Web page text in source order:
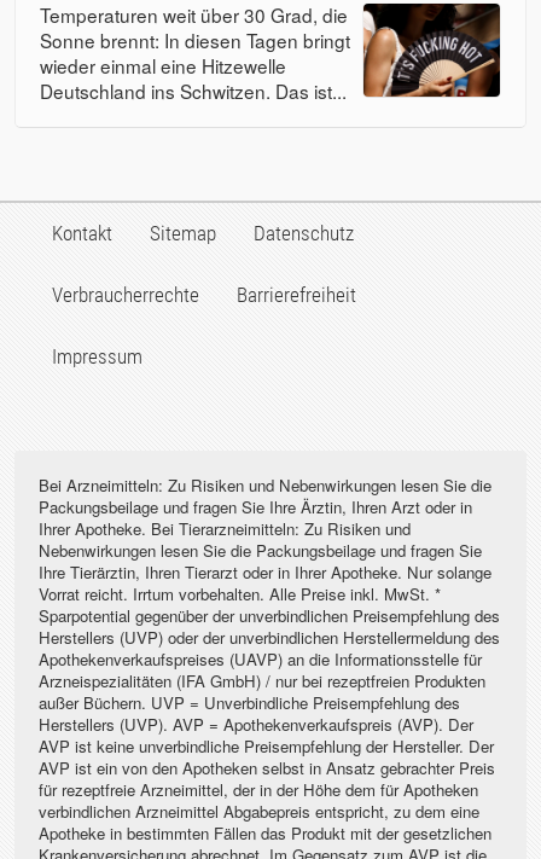
Temperaturen weit über 30 Grad, die
Sonne brennt: In diesen Tagen bringt
wieder einmal eine Hitzewelle
Deutschland ins Schwitzen. Das ist...
Kontakt Sitemap Datenschutz
Verbraucherrechte Barrierefreiheit
Impressum
Bei Arzneimitteln: Zu Risiken und Nebenwirkungen lesen Sie die
Packungsbeilage und fragen Sie Ihre Ärztin, Ihren Arzt oder in
Ihrer Apotheke. Bei Tierarzneimitteln: Zu Risiken und
Nebenwirkungen lesen Sie die Packungsbeilage und fragen Sie
Ihre Tierärztin, Ihren Tierarzt oder in Ihrer Apotheke. Nur solange
Vorrat reicht. Irrtum vorbehalten. Alle Preise inkl. MwSt. *
Sparpotential gegenüber der unverbindlichen Preisempfehlung des
Herstellers (UVP) oder der unverbindlichen Herstellermeldung des
Apothekenverkaufspreises (UAVP) an die Informationsstelle für
Arzneispezialitäten (IFA GmbH) / nur bei rezeptfreien Produkten
außer Büchern. UVP = Unverbindliche Preisempfehlung des
Herstellers (UVP). AVP = Apothekenverkaufspreis (AVP). Der
AVP ist keine unverbindliche Preisempfehlung der Hersteller. Der
AVP ist ein von den Apotheken selbst in Ansatz gebrachter Preis
für rezeptfreie Arzneimittel, der in der Höhe dem für Apotheken
verbindlichen Arzneimittel Abgabepreis entspricht, zu dem eine
Apotheke in bestimmten Fällen das Produkt mit der gesetzlichen